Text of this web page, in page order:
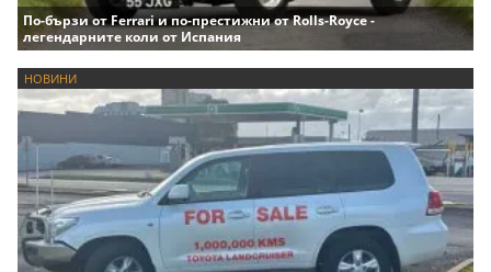
По-бързи от Ferrari и по-престижни от Rolls-Royce -
легендарните коли от Испания
НОВИНИ